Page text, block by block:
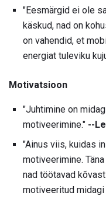
"Eesmärgid ei ole
käskud, nad on
on vahendid, et
energiat tuleviku
Motivatsioon
"Juhtimine on
motiveerimine." --
"Ainus viis, kuidas
motiveerimine.
nad töötavad
motiveeritud midagi